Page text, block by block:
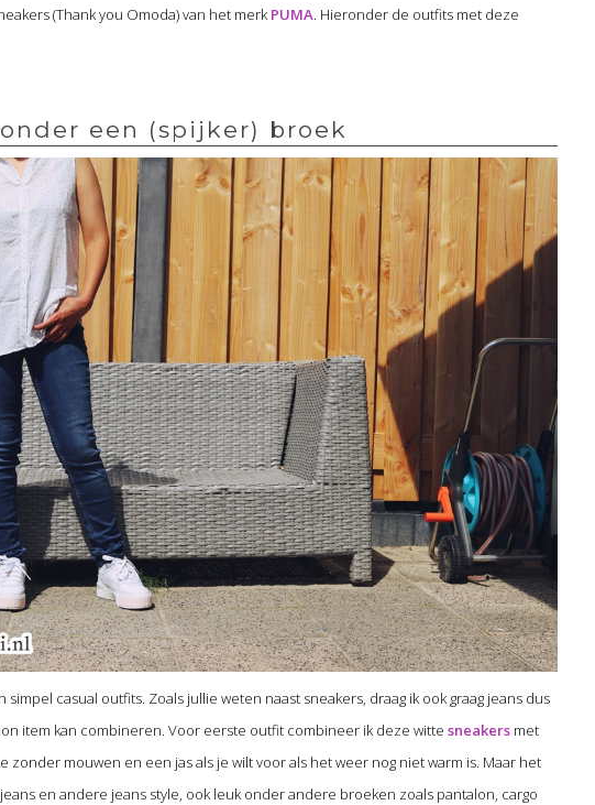
(Thank you Omoda) van het merkPUMA. Hieronder de outfits met deze
een (spijker) broek
casual outfits. Zoals jullie weten naast sneakers, draag ik ook graag jeans dus
item kan combineren. Voor eerste outfit combineer ik deze witte sneakers met
zonder mouwen en een jas als je wilt voor als het weer nog niet warm is. Maar het
en andere jeans style, ook leuk onder andere broeken zoals pantalon, cargo